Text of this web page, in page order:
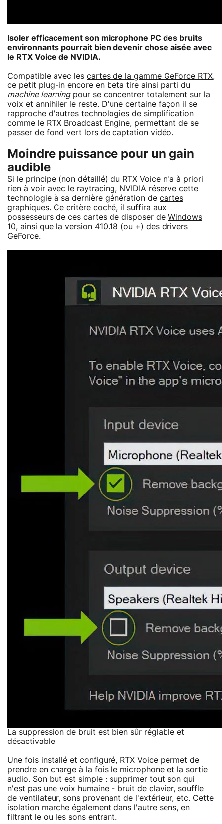
Isoler efficacement son microphone PC des bruits
environnants pourrait bien devenir chose aisée avec
le RTX Voice de NVIDIA.
Compatible avec les cartes de la gamme GeForce RTX,
ce petit plug-in encore en beta tire ainsi parti du
machine learningpour se concentrer totalement sur la
voix et annihiler le reste. D'une certaine façon il se
rapproche d'autres technologies de simplification
comme le RTX Broadcast Engine, permettant de se
passer de fond vert lors de captation vidéo.
Moindre puissance pour un gain
audible
Si le principe (non détaillé) du RTX Voice n'a à priori
rien à voir avec le raytracing, NVIDIA réserve cette
technologie à sa dernière génération de cartes
graphiques. Ce critère coché, il suffira aux
possesseurs de ces cartes de disposer de Windows
10, ainsi que la version 410.18 (ou +) des drivers
GeForce.
La suppression de bruit est bien sûr réglable et
désactivable
Une fois installé et configuré, RTX Voice permet de
prendre en charge à la fois le microphone et la sortie
audio. Son but est simple : supprimer tout son qui
n'est pas une voix humaine - bruit de clavier, souffle
de ventilateur, sons provenant de l'extérieur, etc. Cette
isolation marche également dans l'autre sens, en
filtrant le ou les sons entrant.